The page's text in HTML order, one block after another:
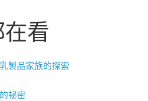
看
製品家族的探索
祕密